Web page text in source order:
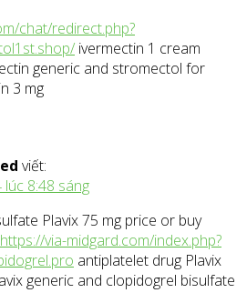
chat/redirect.php?
ivermectin 1 cream
generic and stromectol for
3 mg
viết:
8:48 sáng
Plavix 75 mg price or buy
https://via-midgard.com/index.php?
antiplatelet drug Plavix
generic and clopidogrel bisulfate